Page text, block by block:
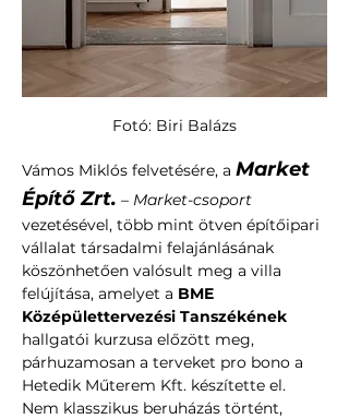
Fotó: Biri Balázs
Vámos Miklós felvetésére, a Market
Építő Zrt. – Market-csoport
vezetésével, több mint ötven építőipari
vállalat társadalmi felajánlásának
köszönhetően valósult meg a villa
felújítása, amelyet a BME
Középülettervezési Tanszékének
hallgatói kurzusa előzött meg,
párhuzamosan a terveket pro bono a
Hetedik Műterem Kft. készítette el.
Nem klasszikus beruházás történt,